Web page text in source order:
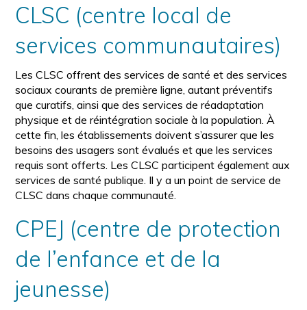
CLSC (centre local de
services communautaires)
Les CLSC offrent des services de santé et des services
sociaux courants de première ligne, autant préventifs
que curatifs, ainsi que des services de réadaptation
physique et de réintégration sociale à la population. À
cette fin, les établissements doivent s’assurer que les
besoins des usagers sont évalués et que les services
requis sont offerts. Les CLSC participent également aux
services de santé publique. Il y a un point de service de
CLSC dans chaque communauté.
CPEJ (centre de protection
de l’enfance et de la
jeunesse)